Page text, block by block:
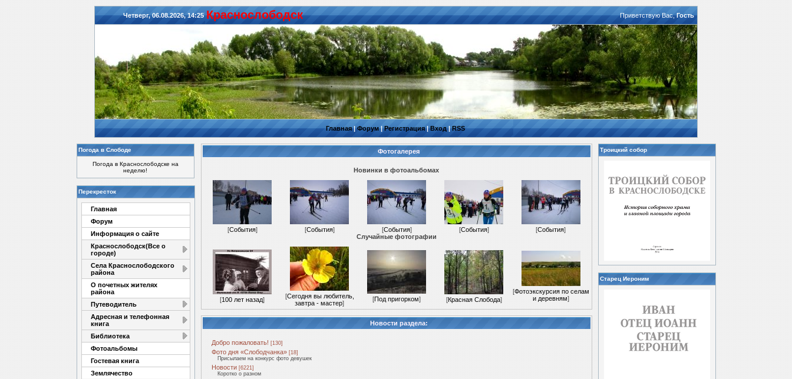
Четверг, 06.08.2026, 14:25 Красноcлободск Приветствую Вас,Гость
Главная|Форум|Регистрация|Вход|RSS
Погода в Слободе
Погода в Краснослободске на
неделю!
Перекресток
Главная
Форум
Информация о сайте
Краснослободск(Все о
городе)
Села Краснослободского
района
О почетных жителях
района
Путеводитель
Адресная и телефонная
книга
Библиотека
Фотоальбомы
Гостевая книга
Землячество
Фотогалерея
Новинки в фотоальбомах
[События] [События] [События] [События] [События]
Случайные фотографии
[100 лет назад] [Сегодня вы любитель,
завтра - мастер]
[Под пригорком] [Красная Слобода]
[Фотоэкскурсия по селам
и деревням]
Новости раздела:
Добро пожаловать! [130]
Фото дня «Слободчанка» [18]
Присылаем на конкурс фото девушек
Новости [6221]
Коротко о разном
Троицкий собор
Старец Иероним